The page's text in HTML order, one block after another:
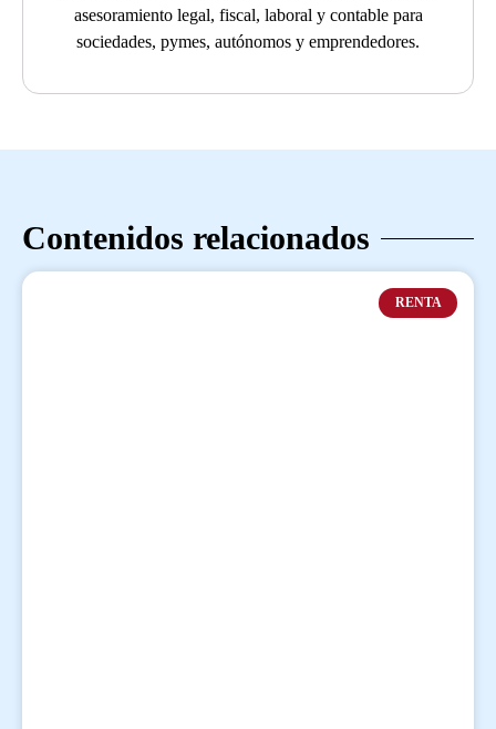
asesoramiento legal, fiscal, laboral y contable para
sociedades, pymes, autónomos y emprendedores.
Contenidos relacionados
RENTA